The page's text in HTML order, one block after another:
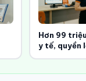
Hơn 99
y tế, quyền